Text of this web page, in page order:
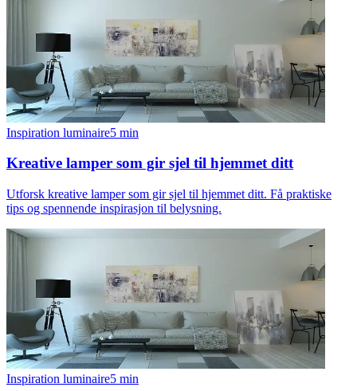
Inspiration luminaire5 min
Kreative lamper som gir sjel til hjemmet ditt
Utforsk kreative lamper som gir sjel til hjemmet ditt. Få praktiske
tips og spennende inspirasjon til belysning.
Inspiration luminaire5 min